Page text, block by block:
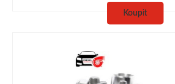
Koupit